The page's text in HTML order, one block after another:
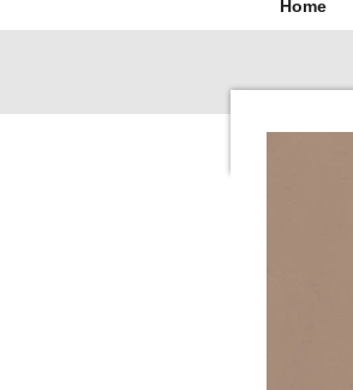
Home